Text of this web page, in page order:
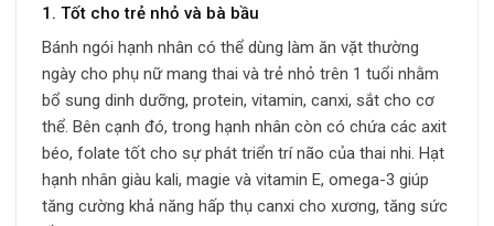
1. Tốt cho trẻ nhỏ và bà bầu
Bánh ngói hạnh nhân có thể dùng làm ăn vặt thường
ngày cho phụ nữ mang thai và trẻ nhỏ trên 1 tuổi nhằm
bổ sung dinh dưỡng, protein, vitamin, canxi, sắt cho cơ
thể. Bên cạnh đó, trong hạnh nhân còn có chứa các axit
béo, folate tốt cho sự phát triển trí não của thai nhi. Hạt
hạnh nhân giàu kali, magie và vitamin E, omega-3 giúp
tăng cường khả năng hấp thụ canxi cho xương, tăng sức